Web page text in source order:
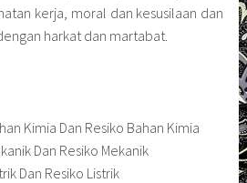
kerja, moral dan kesusilaan dan
harkat dan martabat.
Kimia Dan Resiko Bahan Kimia
Dan Resiko Mekanik
Dan Resiko Listrik